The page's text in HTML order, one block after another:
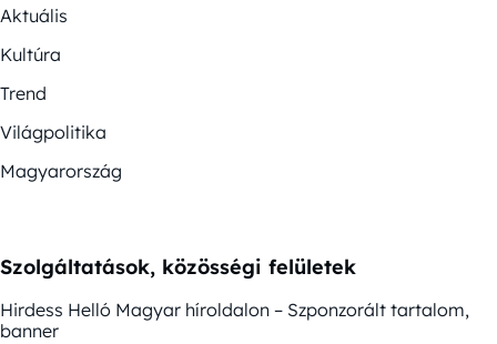
Aktuális
Kultúra
Trend
Világpolitika
Magyarország
Szolgáltatások, közösségi felületek
Hirdess Helló Magyar híroldalon – Szponzorált tartalom,
banner